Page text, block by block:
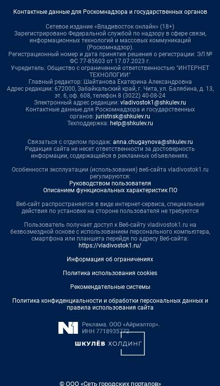
Контактные данные для Роскомнадзора и государственных органов
Сетевое издание «Владивосток онлайн» (18+)
Зарегистрировано Федеральной службой по надзору в сфере связи,
информационных технологий и массовых коммуникаций
(Роскомнадзор).
Регистрационный номер и дата принятия решения о регистрации: ЭЛ №
ФС 77-85603 от 17.07.2023 г.
Учредитель: Общество с ограниченной ответственностью "ИНТЕРНЕТ
ТЕХНОЛОГИИ"
Главный редактор: Шайтанова Екатерина Александровна
Адрес редакции: 672000, Забайкальский край, г. Чита, ул. Балябина, д. 13,
эт. 6, оф. 608, телефон 8 (3022) 40-08-24
Электронный адрес редакции: vladivostok1@shkulev.ru
Контактные данные для Роскомнадзора и государственных
органов: juristnsk@shkulev.ru
Техподдержка: help@shkulev.ru
Связаться с отделом продаж: anna.chugaynova@shkulev.ru
Редакция сайта не несет ответственности за достоверность
информации, содержащейся в рекламных объявлениях.
Особенности эксплуатации (использования) веб-сайта vladivostok1.ru
регулируются:
Руководством пользователя
Описанием функциональных характеристик ПО
Веб-сайт распространяется в виде интернет-сервиса, специальные
действия по установке на стороне пользователя не требуются
Пользователь получает доступ к Веб-сайту vladivostok1.ru на
безвозмездной основе с использованием персонального компьютера,
смартфона или планшета перейдя по адресу Веб-сайта:
https://vladivostok1.ru/
Информация об ограничениях
Политика использования cookies
Рекомендательные системы
Политика конфиденциальности и обработки персональных данных и
правила использования сайта
© ООО «Сеть городских порталов»